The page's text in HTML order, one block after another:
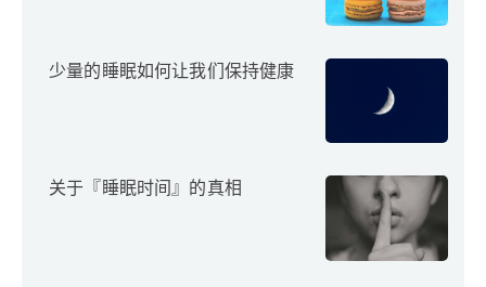
少量的睡眠如何让我们保持健康
关于『睡眠时间』的真相